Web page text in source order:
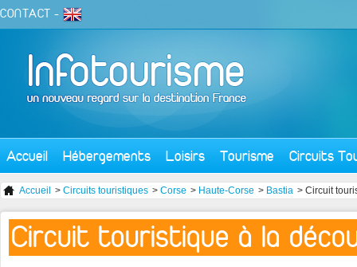
CONTACT -
Accueil Hébergements Loisirs Tourisme Circuits
Accueil > Circuits touristiques > Corse > Haute-Corse > Bastia > Circuit
Circuit touristique à la